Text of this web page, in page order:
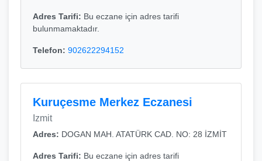
Adres Tarifi: Bu eczane için adres tarifi
bulunmamaktadır.
Telefon: 902622294152
Kuruçesme Merkez Eczanesi
Izmit
Adres: DOGAN MAH. ATATÜRK CAD. NO: 28 İZMİT
Adres Tarifi: Bu eczane için adres tarifi